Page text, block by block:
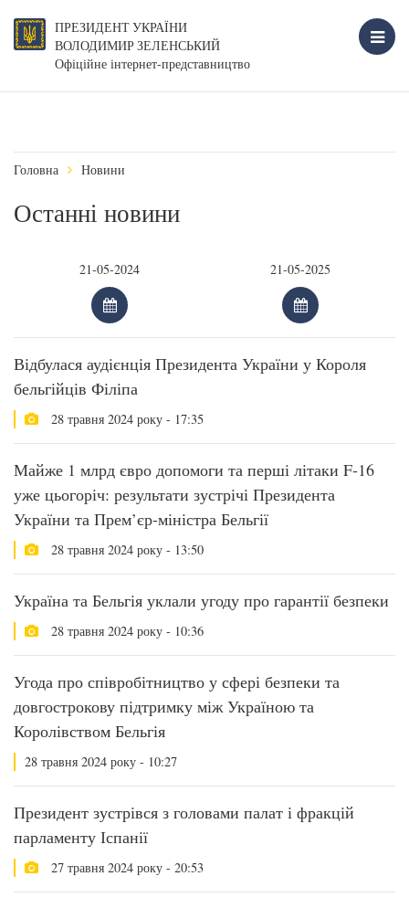
ПРЕЗИДЕНТ УКРАЇНИ
ВОЛОДИМИР ЗЕЛЕНСЬКИЙ
Офіційне інтернет-представництво
Головна Новини
Останні новини
Відбулася аудієнція Президента України у Короля
бельгійців Філіпа
28 травня 2024 року - 17:35
Майже 1 млрд євро допомоги та перші літаки F-16
уже цьогоріч: результати зустрічі Президента
України та Прем’єр-міністра Бельгії
28 травня 2024 року - 13:50
Україна та Бельгія уклали угоду про гарантії безпеки
28 травня 2024 року - 10:36
Угода про співробітництво у сфері безпеки та
довгострокову підтримку між Україною та
Королівством Бельгія
28 травня 2024 року - 10:27
Президент зустрівся з головами палат і фракцій
парламенту Іспанії
27 травня 2024 року - 20:53